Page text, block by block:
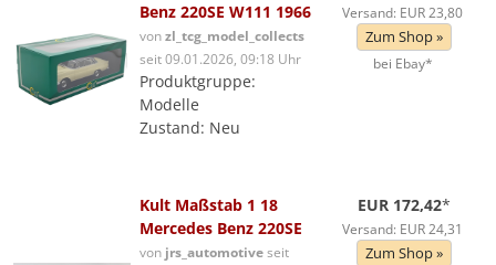
Benz 220SE W111 1966
vonzl_tcg_model_collects
seit 09.01.2026, 09:18 Uhr
Produktgruppe:
Modelle
Zustand: Neu
Versand: EUR 23,80
Zum Shop »
bei Ebay*
Kult Maßstab 1 18
Mercedes Benz 220SE
von jrs_automotiveseit
EUR 172,42*
Versand: EUR 24,31
Zum Shop »